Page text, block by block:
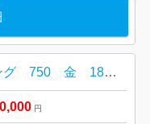
ブランド リング 750 金 18金 ブルガリ
円